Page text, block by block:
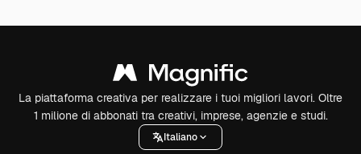
La piattaforma creativa per realizzare i tuoi migliori lavori. Oltre
1 milione di abbonati tra creativi, imprese, agenzie e studi.
Italiano